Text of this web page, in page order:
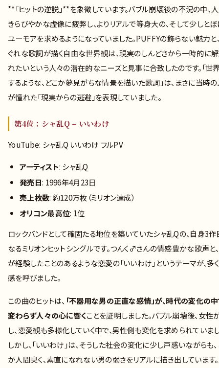
**「ヒットの逆説」**を象徴しています。バブル崩壊後の不況の中、
きらびやかな虚像に疲弊し、よりリアルで等身大の、そして少しと
ユーモアを求めるようになっていました。PUFFYの飾らない魅力と
ぐれな歌詞が描く自由な世界観は、現実のしんどさから一時的に
れたいという人々の潜在的なニーズと見事に合致したのです。「世
するような、どこか夢見がちな情景を描いた歌詞」は、まさに当時
が憧れた「現実からの逃避」を表現していました。
第4位：シャ乱Q – いいわけ
YouTube: シャ乱Q いいわけ フルPV
アーティスト: シャ乱Q
発売日: 1996年4月23日
売上枚数: 約120万枚（ミリオン達成）
オリコン最高位: 1位
ロックバンドとして確固たる地位を築いていたシャ乱Qの、自身3作
なるミリオンヒットシングルです。つんく♂さんの情感豊かな歌声と
が経験したことのあるような恋愛の「いいわけ」というテーマが、多
感を呼びました。
この曲のヒットは、 「不器用な男の正直な感情」が、時代の変化の
変わらず人々の心に響くことを証明しました。バブル崩壊後、女性
し、恋愛観も多様化していく中で、男性側も変化を求められていま
しかし、「いいわけ」は、そうした社会の変化に少し戸惑いながらも
か人間臭く、素直になれない男の弱さをリアルに描き出しています